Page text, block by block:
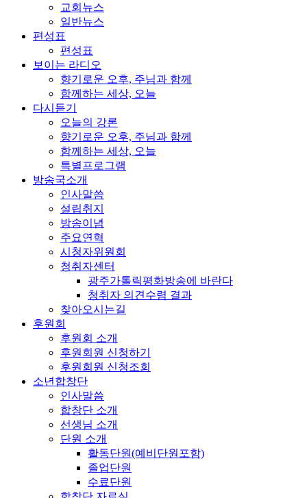
교회뉴스
일반뉴스
편성표
편성표
보이는 라디오
향기로운 오후, 주님과 함께
함께하는 세상, 오늘
다시듣기
오늘의 강론
향기로운 오후, 주님과 함께
함께하는 세상, 오늘
특별프로그램
방송국소개
인사말씀
설립취지
방송이념
주요연혁
시청자위원회
청취자센터
광주가톨릭평화방송에 바란다
청취자 의견수렴 결과
찾아오시는길
후원회
후원회 소개
후원회원 신청하기
후원회원 신청조회
소년합창단
인사말씀
합창단 소개
선생님 소개
단원 소개
활동단원(예비단원포함)
졸업단원
수료단원